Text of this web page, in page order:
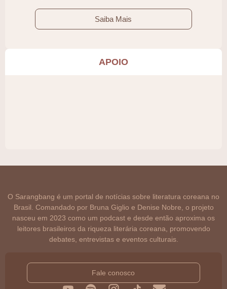
Saiba Mais
APOIO
O Sarangbang é um portal de notícias sobre literatura coreana no
Brasil. Comandado por Bruna Giglio e Denise Nobre, o projeto
nasceu em 2023 como um podcast e desde então aproxima os
leitores brasileiros da riqueza literária coreana, promovendo
debates, entrevistas e eventos culturais.
Fale conosco